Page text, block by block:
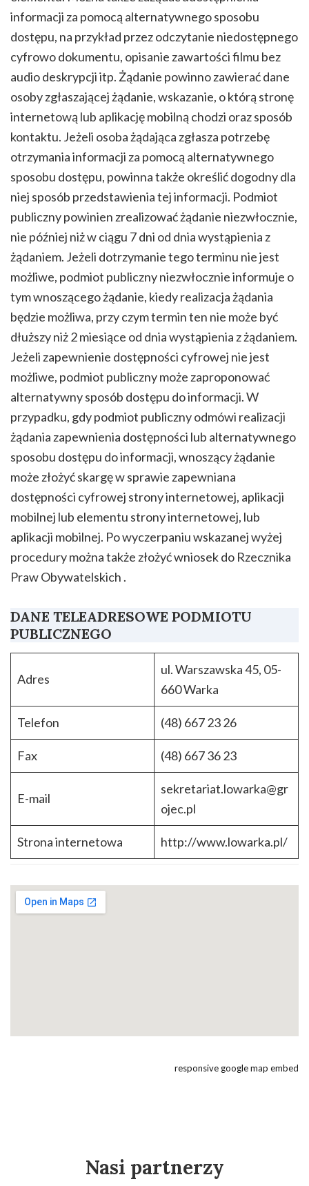
informacji za pomocą alternatywnego sposobu
dostępu, na przykład przez odczytanie niedostępnego
cyfrowo dokumentu, opisanie zawartości filmu bez
audio deskrypcji itp. Żądanie powinno zawierać dane
osoby zgłaszającej żądanie, wskazanie, o którą stronę
internetową lub aplikację mobilną chodzi oraz sposób
kontaktu. Jeżeli osoba żądająca zgłasza potrzebę
otrzymania informacji za pomocą alternatywnego
sposobu dostępu, powinna także określić dogodny dla
niej sposób przedstawienia tej informacji. Podmiot
publiczny powinien zrealizować żądanie niezwłocznie,
nie później niż w ciągu 7 dni od dnia wystąpienia z
żądaniem. Jeżeli dotrzymanie tego terminu nie jest
możliwe, podmiot publiczny niezwłocznie informuje o
tym wnoszącego żądanie, kiedy realizacja żądania
będzie możliwa, przy czym termin ten nie może być
dłuższy niż 2 miesiące od dnia wystąpienia z żądaniem.
Jeżeli zapewnienie dostępności cyfrowej nie jest
możliwe, podmiot publiczny może zaproponować
alternatywny sposób dostępu do informacji. W
przypadku, gdy podmiot publiczny odmówi realizacji
żądania zapewnienia dostępności lub alternatywnego
sposobu dostępu do informacji, wnoszący żądanie
może złożyć skargę w sprawie zapewniana
dostępności cyfrowej strony internetowej, aplikacji
mobilnej lub elementu strony internetowej, lub
aplikacji mobilnej. Po wyczerpaniu wskazanej wyżej
procedury można także złożyć wniosek do Rzecznika
Praw Obywatelskich .
DANE TELEADRESOWE PODMIOTU
PUBLICZNEGO
Adres
ul. Warszawska 45, 05-
660 Warka
Telefon (48) 667 23 26
Fax (48) 667 36 23
E-mail
sekretariat.lowarka@gr
ojec.pl
Strona internetowa http://www.lowarka.pl/
responsive google map embed
Nasi partnerzy